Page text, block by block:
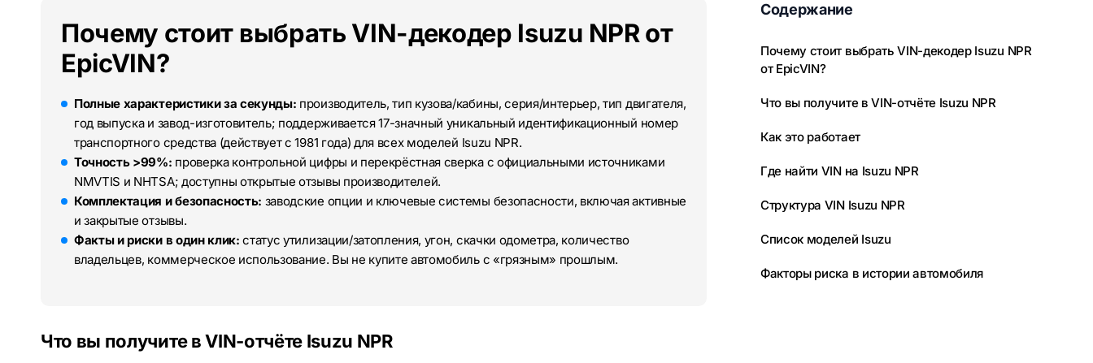
Почему стоит выбрать VIN-декодер Isuzu NPR от
EpicVIN?
Полные характеристики за секунды: производитель, тип кузова/кабины, серия/интерьер, тип двигателя,
год выпуска и завод-изготовитель; поддерживается 17-значный уникальный идентификационный номер
транспортного средства (действует с 1981 года) для всех моделей Isuzu NPR.
Точность >99%: проверка контрольной цифры и перекрёстная сверка с официальными источниками
NMVTIS и NHTSA; доступны открытые отзывы производителей.
Комплектация и безопасность: заводские опции и ключевые системы безопасности, включая активные
и закрытые отзывы.
Факты и риски в один клик: статус утилизации/затопления, угон, скачки одометра, количество
владельцев, коммерческое использование. Вы не купите автомобиль с «грязным» прошлым.
Что вы получите в VIN-отчёте Isuzu NPR
Содержание
Почему стоит выбрать VIN-декодер Isuzu NPR
от EpicVIN?
Что вы получите в VIN-отчёте Isuzu NPR
Как это работает
Где найти VIN на Isuzu NPR
Структура VIN Isuzu NPR
Список моделей Isuzu
Факторы риска в истории автомобиля